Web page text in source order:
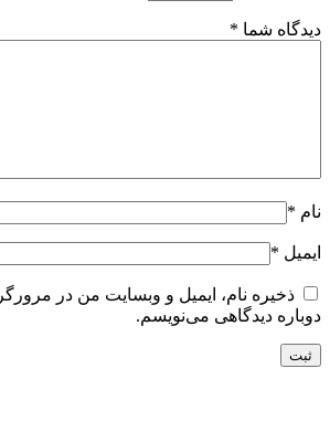
دیدگاه شما *
نام *
ایمیل *
ذخیره نام، ایمیل و وبسایت من در
دوباره دیدگاهی می‌نویسم.